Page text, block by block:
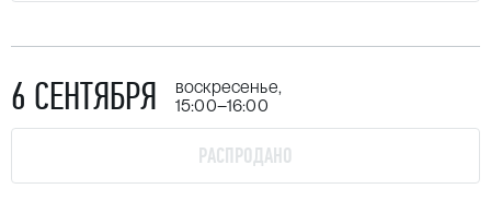
6 СЕНТЯБРЯ
воскресенье,
15:00–16:00
РАСПРОДАНО